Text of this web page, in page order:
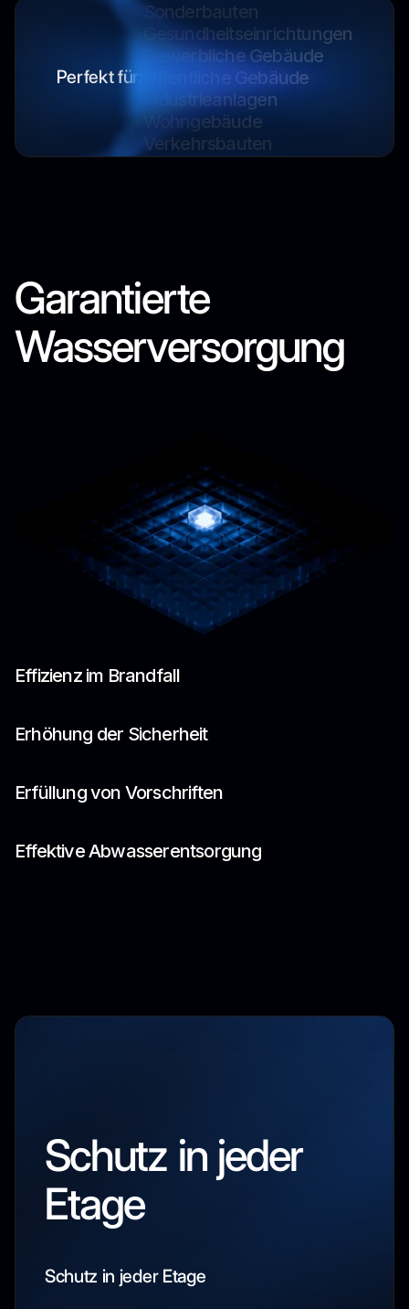
Perfekt für:
Gesundheitseinrichtungen
Gewerbliche Gebäude
Öffentliche Gebäude
Industrieanlagen
Wohngebäude
Verkehrsbauten
Sonderbauten
Garantierte
Wasserversorgung
Effizienz im Brandfall
Erhöhung der Sicherheit
Erfüllung von Vorschriften
Effektive Abwasserentsorgung
Schutz in jeder
Etage
Schutz in jeder Etage